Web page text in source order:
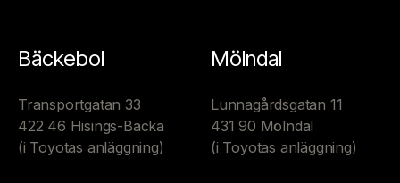
Bäckebol
Transportgatan 33
422 46 Hisings-Backa
(i Toyotas anläggning)
Mölndal
Lunnagårdsgatan 11
431 90 Mölndal
(i Toyotas anläggning)